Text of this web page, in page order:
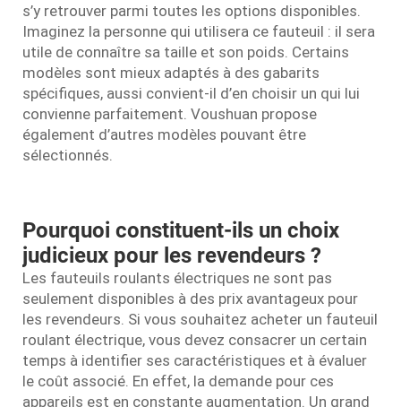
s’y retrouver parmi toutes les options disponibles.
Imaginez la personne qui utilisera ce fauteuil : il sera
utile de connaître sa taille et son poids. Certains
modèles sont mieux adaptés à des gabarits
spécifiques, aussi convient-il d’en choisir un qui lui
convienne parfaitement. Voushuan propose
également d’autres modèles pouvant être
sélectionnés.
Pourquoi constituent-ils un choix
judicieux pour les revendeurs ?
Les fauteuils roulants électriques ne sont pas
seulement disponibles à des prix avantageux pour
les revendeurs. Si vous souhaitez acheter un fauteuil
roulant électrique, vous devez consacrer un certain
temps à identifier ses caractéristiques et à évaluer
le coût associé. En effet, la demande pour ces
appareils est en constante augmentation. Un grand